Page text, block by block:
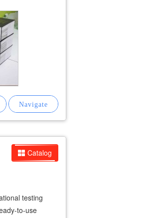
Catalog
testing
to-use